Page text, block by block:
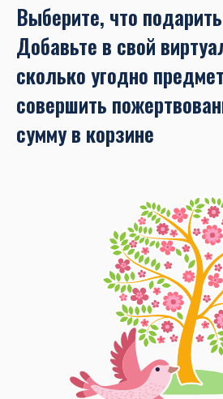
Выберите, что
Добавьте в свой
сколько угодно
совершить
сумму в корзине